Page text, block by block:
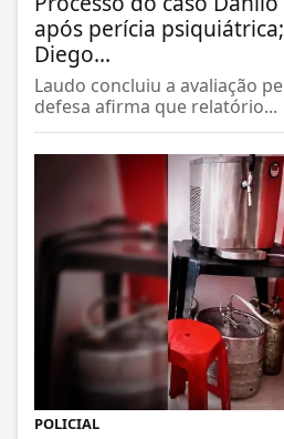
após perícia
Diego...
Laudo concluiu a avaliação
defesa afirma que relatório...
POLICIAL